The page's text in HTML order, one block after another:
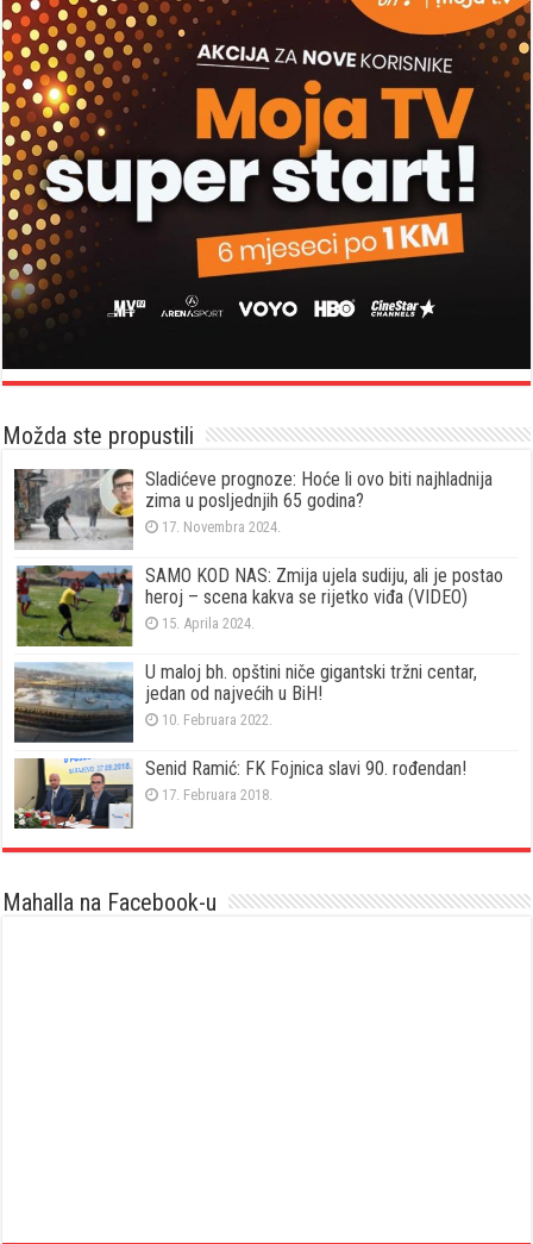
Možda ste propustili
Sladićeve prognoze: Hoće li ovo biti najhladnija
zima u posljednjih 65 godina?
17. Novembra 2024.
SAMO KOD NAS: Zmija ujela sudiju, ali je postao
heroj – scena kakva se rijetko viđa (VIDEO)
15. Aprila 2024.
U maloj bh. opštini niče gigantski tržni centar,
jedan od najvećih u BiH!
10. Februara 2022.
Senid Ramić: FK Fojnica slavi 90. rođendan!
17. Februara 2018.
Mahalla na Facebook-u